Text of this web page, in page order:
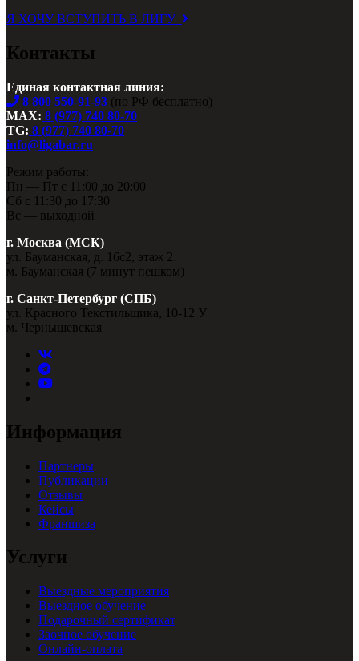
Я ХОЧУ ВСТУПИТЬ В ЛИГУ
Контакты
Единая контактная линия:
8 800 550-91-93 (по РФ бесплатно)
MAX: 8 (977) 740 80-70
TG: 8 (977) 740 80-70
info@ligabar.ru
Режим работы:
Пн — Пт с 11:00 до 20:00
Сб с 11:30 до 17:30
Вс — выходной
г. Москва (МСК)
ул. Бауманская, д. 16с2, этаж 2.
м. Бауманская (7 минут пешком)
г. Санкт-Петербург (СПБ)
ул. Красного Текстильщика, 10-12 У
м. Чернышевская
Информация
Партнеры
Публикации
Отзывы
Кейсы
Франшиза
Услуги
Выездные мероприятия
Выездное обучение
Подарочный сертификат
Заочное обучение
Онлайн-оплата